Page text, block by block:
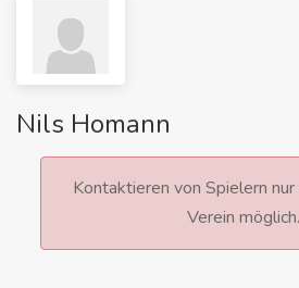
Nils Homann
Kontaktieren von Spielern
Verein möglich.